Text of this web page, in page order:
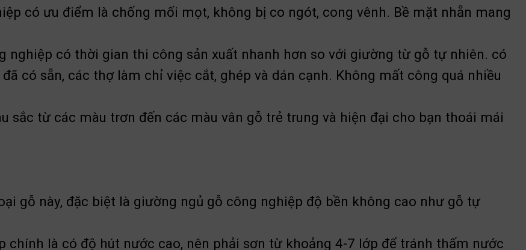
có ưu điểm là chống mối mọt, không bị co ngót, cong vênh. Bề mặt nhẵn mang
nghiệp có thời gian thi công sản xuất nhanh hơn so với giường từ gỗ tự nhiên. có
có sẵn, các thợ làm chỉ việc cắt, ghép và dán cạnh. Không mất công quá nhiều
sắc từ các màu trơn đến các màu vân gỗ trẻ trung và hiện đại cho bạn thoái mái
gỗ này, đặc biệt là giường ngủ gỗ công nghiệp độ bền không cao như gỗ tự
chính là có độ hút nước cao, nên phải sơn từ khoảng 4-7 lớp để tránh thấm nước